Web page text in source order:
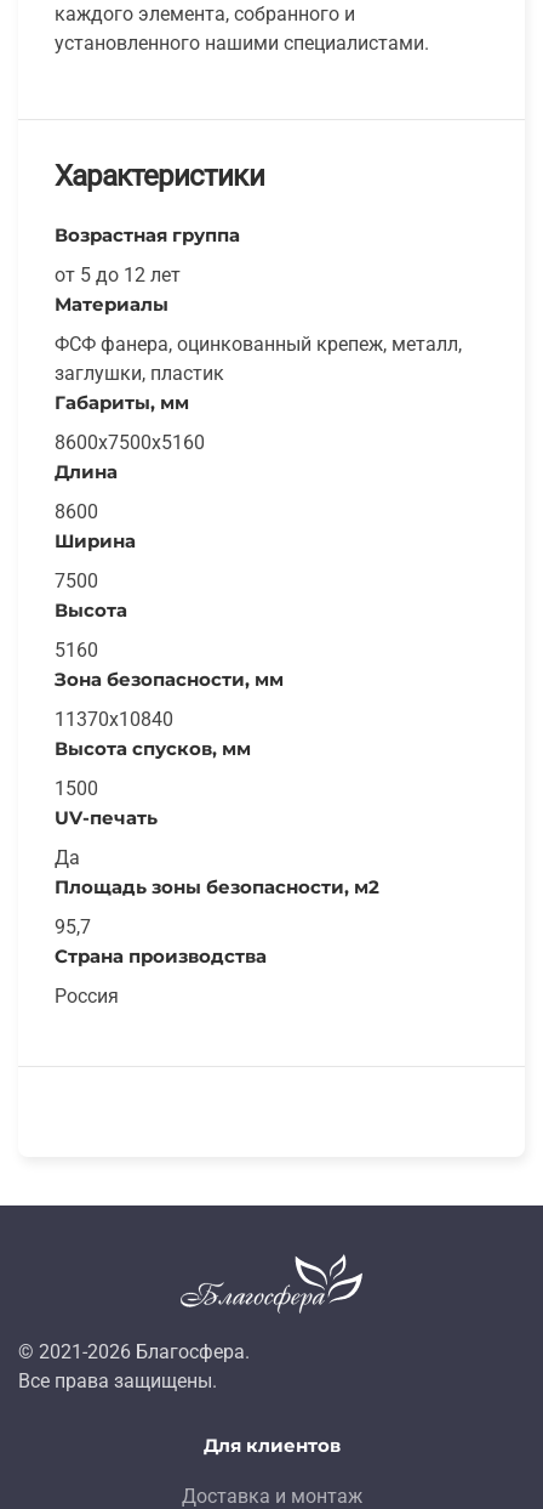
каждого элемента, собранного и
установленного нашими специалистами.
Характеристики
Возрастная группа
от 5 до 12 лет
Материалы
ФСФ фанера, оцинкованный крепеж, металл,
заглушки, пластик
Габариты, мм
8600x7500x5160
Длина
8600
Ширина
7500
Высота
5160
Зона безопасности, мм
11370x10840
Высота спусков, мм
1500
UV-печать
Да
Площадь зоны безопасности, м2
95,7
Страна производства
Россия
© 2021-2026 Благосфера.
Все права защищены.
Для клиентов
Доставка и монтаж